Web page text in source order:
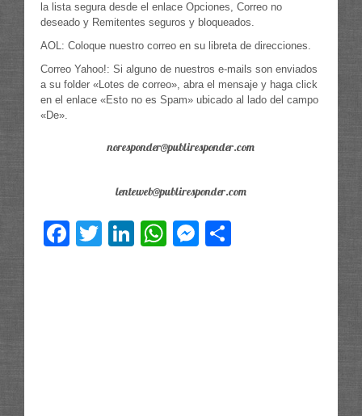
la lista segura desde el enlace Opciones, Correo no
deseado y Remitentes seguros y bloqueados.
AOL: Coloque nuestro correo en su libreta de direcciones.
Correo Yahoo!: Si alguno de nuestros e-mails son enviados
a su folder «Lotes de correo», abra el mensaje y haga click
en el enlace «Esto no es Spam» ubicado al lado del campo
«De».
noresponder@publiresponder.com
lenteweb@publiresponder.com
Facebook
TwitterLinkedIn
WhatsApp
Messenger